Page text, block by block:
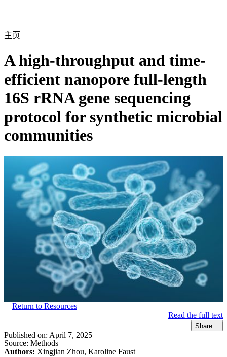
主页
A high-throughput and time-
efficient nanopore full-length
16S rRNA gene sequencing
protocol for synthetic microbial
communities
Return to Resources
Read the full text
Share
Published on: April 7, 2025
Source: Methods
Authors: Xingjian Zhou, Karoline Faust